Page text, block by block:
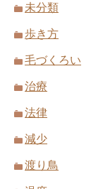
未分類
歩き方
毛づくろい
治療
法律
減少
渡り鳥